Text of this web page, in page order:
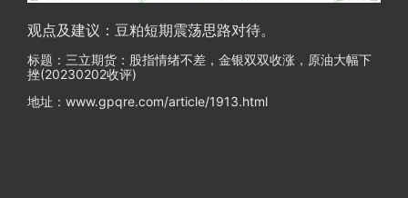
观点及建议：豆粕短期震荡思路对待。
标题：三立期货：股指情绪不差，金银双双收涨，原油大幅下
挫(20230202收评)
地址：www.gpqre.com/article/1913.html